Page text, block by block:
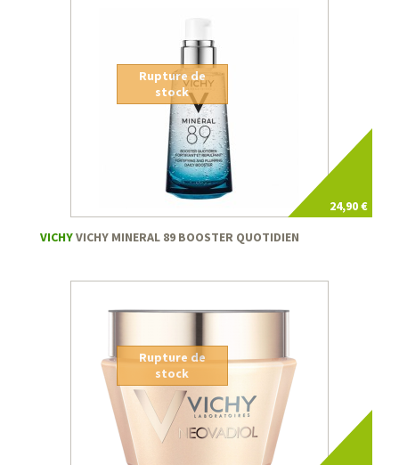
24,90 €
Rupture de
stock
VICHYVICHY MINERAL 89 BOOSTER QUOTIDIEN
Rupture de
stock